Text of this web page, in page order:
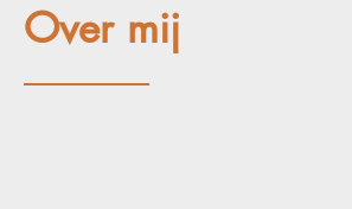
Over mij